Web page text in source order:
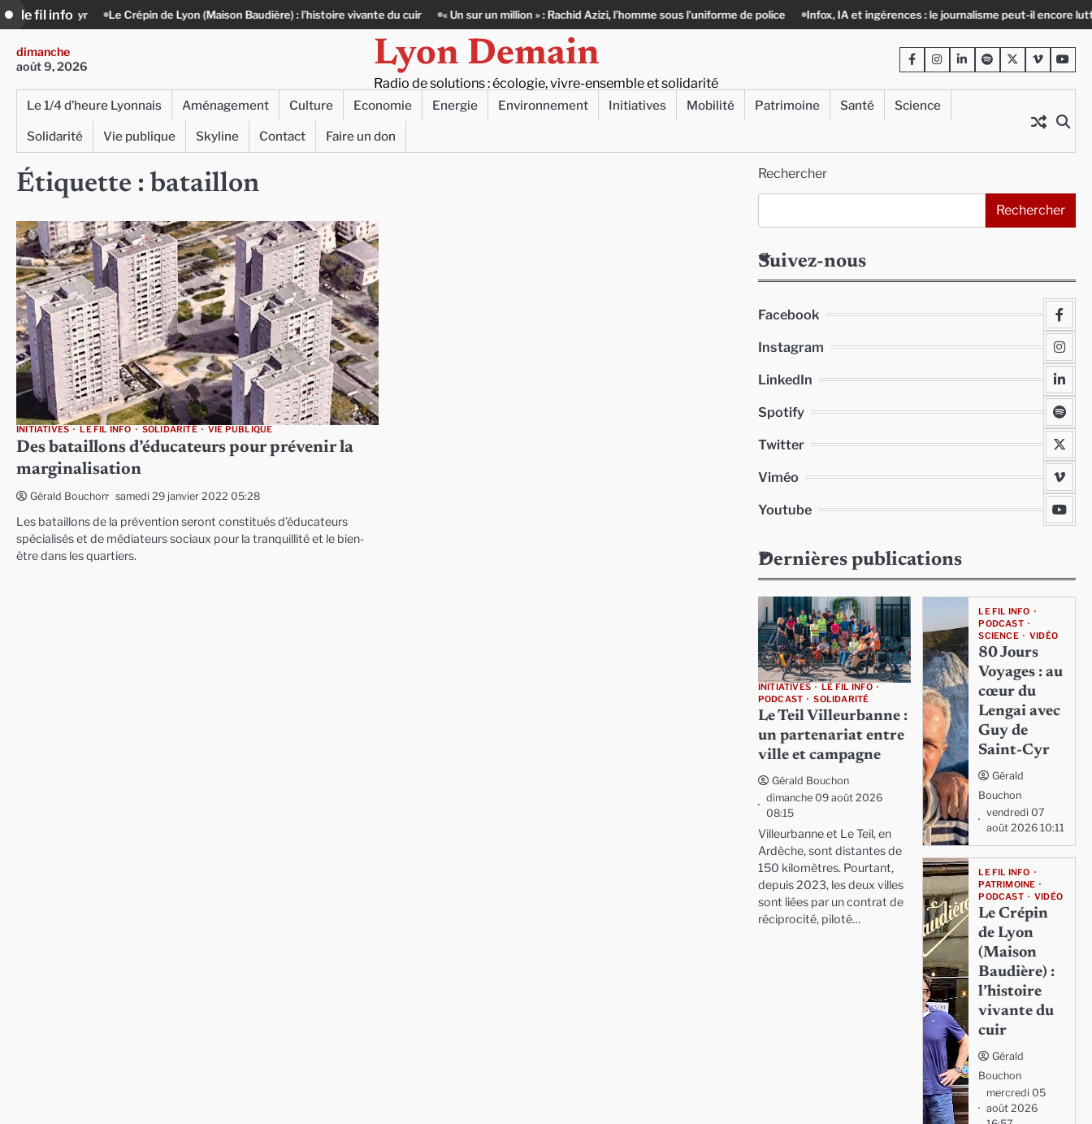
Skip
to
content
le fil info
Cyr Le Crépin de Lyon (Maison Baudière) : l’histoire vivante du cuir « Un sur un million » : Rachid Azizi, l’homme sous l’uniforme de police Infox, IA et ingérences : le journalisme peut-il encore lutter ?
dimanche
août 9, 2026
Lyon Demain
Radio de solutions : écologie, vivre-ensemble et solidarité
Facebook
Instagram
LinkedInSpotifyTwitterViméo
Le 1/4 d’heure Lyonnais Aménagement Culture Economie Energie Environnement Initiatives Mobilité Patrimoine Santé
Science
Solidarité
Vie publique Skyline Contact Faire un don
Étiquette : bataillon
INITIATIVES LE FIL INFO SOLIDARITÉ VIE PUBLIQUE
Des bataillons d’éducateurs pour prévenir la
marginalisation
Gérald Bouchon samedi 29 janvier 2022 05:28
Les bataillons de la prévention seront constitués d’éducateurs
spécialisés et de médiateurs sociaux pour la tranquillité et le bien-
être dans les quartiers.
Rechercher
Rechercher
Suivez-nous
Facebook
Instagram
LinkedIn
Spotify
Twitter
Viméo
Youtube
Dernières publications
INITIATIVES
LE FIL INFO
PODCAST
SOLIDARITÉ
Le Teil Villeurbanne :
un partenariat entre
ville et campagne
Gérald Bouchon
dimanche 09 août 2026
08:15
Villeurbanne et Le Teil, en
Ardèche, sont distantes de
150 kilomètres. Pourtant,
depuis 2023, les deux villes
sont liées par un contrat de
réciprocité, piloté…
LE FIL INFO
PODCAST
SCIENCE
VIDÉO
80 Jours
Voyages : au
cœur du
Lengai avec
Guy de
Saint-Cyr
Gérald
Bouchon
vendredi 07
août 2026 10:11
LE FIL INFO
PATRIMOINE
PODCAST
VIDÉO
Le Crépin
de Lyon
(Maison
Baudière) :
l’histoire
vivante du
cuir
Gérald
Bouchon
mercredi 05
août 2026